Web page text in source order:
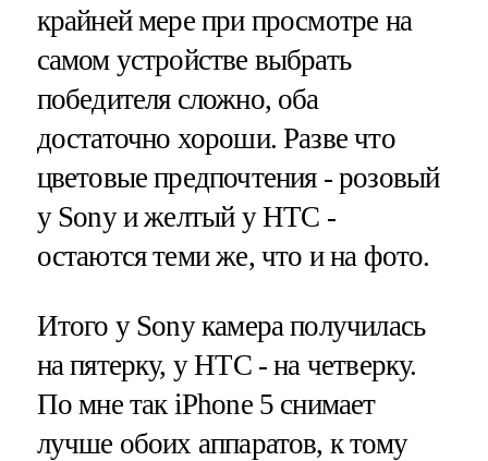
крайней мере при просмотре на
самом устройстве выбрать
победителя сложно, оба
достаточно хороши. Разве что
цветовые предпочтения - розовый
у Sony и желтый у HTC -
остаются теми же, что и на фото.
Итого у Sony камера получилась
на пятерку, у HTC - на четверку.
По мне так iPhone 5 снимает
лучше обоих аппаратов, к тому